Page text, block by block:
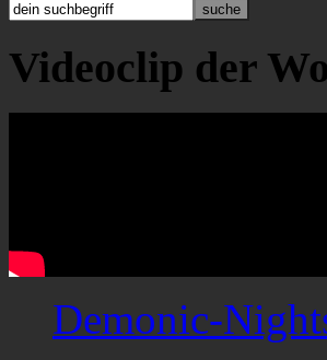
Videoclip der
Demonic-